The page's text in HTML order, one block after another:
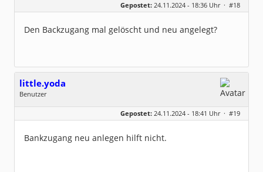
Dabei seit:
06 / 2008
Gepostet: 24.11.2024 - 18:36 Uhr · #18
Den Backzugang mal gelöscht und neu angelegt?
little.yoda
Benutzer
Geschlecht:
keine Angabe
Dabei seit:
05 / 2014
Gepostet: 24.11.2024 - 18:41 Uhr · #19
Bankzugang neu anlegen hilft nicht.